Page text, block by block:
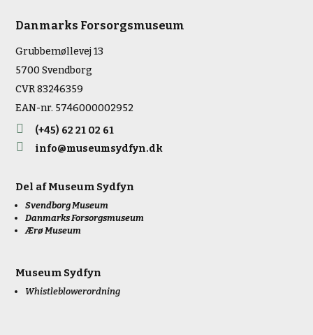
Danmarks Forsorgsmuseum
Grubbemøllevej 13
5700 Svendborg
CVR 83246359
EAN-nr. 5746000002952
 (+45) 62 21 02 61
 info@museumsydfyn.dk
Del afMuseum Sydfyn
Svendborg Museum
Danmarks Forsorgsmuseum
Ærø Museum
Museum Sydfyn
Whistleblowerordning